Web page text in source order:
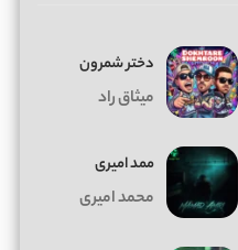
دختر شمرون
میثاق راد
ممد امیری
محمد امیری